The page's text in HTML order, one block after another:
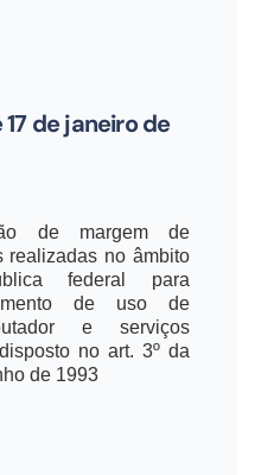
de janeiro de
de margem de
realizadas no âmbito
federal para
de uso de
e serviços
no art. 3º da
de 1993